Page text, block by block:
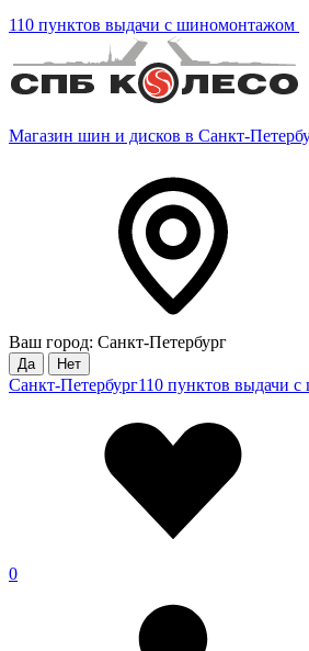
110 пунктов выдачи с шиномонтажом
Магазин шин и дисков в Санкт-
Ваш город: Санкт-Петербург
Да Нет
Санкт-Петербург110 пунктов выдачи
0